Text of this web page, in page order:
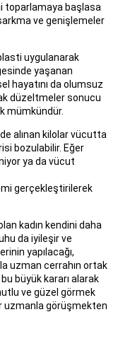
toparlamaya başlasa
ve genişlemeler
uygulanarak
yaşanan
hayatını da olumsuz
düzeltmeler sonucu
mümkündür.
alınan kilolar vücutta
bozulabilir. Eğer
ya da vücut
gerçekleştirilerek
kadın kendini daha
da iyileşir ve
yapılacağı,
uzman cerrahın ortak
büyük kararı alarak
ve güzel görmek
uzmanla görüşmekten